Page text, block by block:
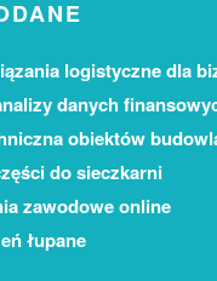
logistyczne dla
danych
obiektów
do sieczkarni
zawodowe online
łupane